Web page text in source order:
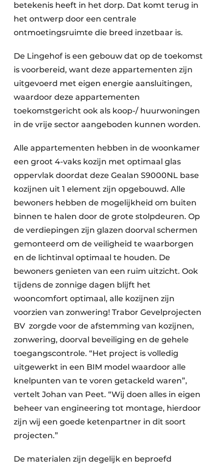
betekenis heeft in het dorp. Dat komt terug in
het ontwerp door een centrale
ontmoetingsruimte die breed inzetbaar is.
De Lingehof is een gebouw dat op de toekomst
is voorbereid, want deze appartementen zijn
uitgevoerd met eigen energie aansluitingen,
waardoor deze appartementen
toekomstgericht ook als koop-/ huurwoningen
in de vrije sector aangeboden kunnen worden.
Alle appartementen hebben in de woonkamer
een groot 4-vaks kozijn met optimaal glas
oppervlak doordat deze Gealan S9000NL base
kozijnen uit 1 element zijn opgebouwd. Alle
bewoners hebben de mogelijkheid om buiten
binnen te halen door de grote stolpdeuren. Op
de verdiepingen zijn glazen doorval schermen
gemonteerd om de veiligheid te waarborgen
en de lichtinval optimaal te houden. De
bewoners genieten van een ruim uitzicht. Ook
tijdens de zonnige dagen blijft het
wooncomfort optimaal, alle kozijnen zijn
voorzien van zonwering! Trabor Gevelprojecten
BV zorgde voor de afstemming van kozijnen,
zonwering, doorval beveiliging en de gehele
toegangscontrole. “Het project is volledig
uitgewerkt in een BIM model waardoor alle
knelpunten van te voren getackeld waren”,
vertelt Johan van Peet. “Wij doen alles in eigen
beheer van engineering tot montage, hierdoor
zijn wij een goede ketenpartner in dit soort
projecten.”
De materialen zijn degelijk en beproefd